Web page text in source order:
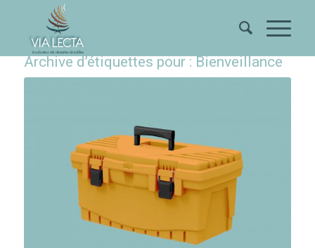
Archive d’étiquettes pour :Bienveillance